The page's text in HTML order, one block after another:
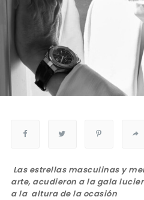
Las estrellas masculinas y
arte, acudieron a la gala
a la altura de la ocasión